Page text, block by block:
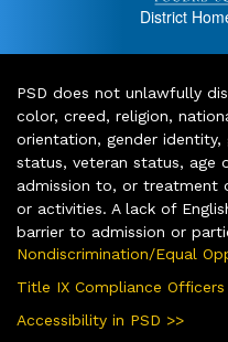
District
PSD does not unlawfully
color, creed, religion,
orientation, gender identity,
status, veteran status, age
admission to, or treatment
or activities. A lack of
barrier to admission or
Nondiscrimination/Equal
Title IX Compliance Officers
Accessibility in PSD >>